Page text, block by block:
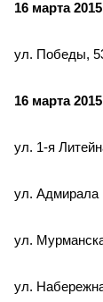
16 марта
ул. Победы,
16 марта
ул. 1-я
ул. Адмирала
ул.
ул.